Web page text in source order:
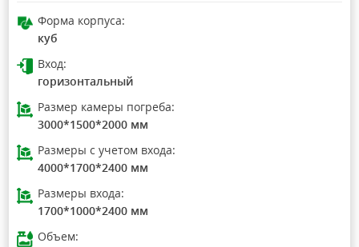
Форма корпуса:
куб
Вход:
горизонтальный
Размер камеры погреба:
3000*1500*2000 мм
Размеры с учетом входа:
4000*1700*2400 мм
Размеры входа:
1700*1000*2400 мм
Объем: